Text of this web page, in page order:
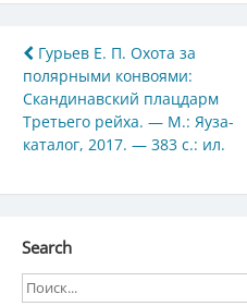
Навигация
по
записям
Гурьев Е. П. Охота за
полярными конвоями:
Скандинавский плацдарм
Третьего рейха. — М.: Яуза-
каталог, 2017. — 383 с.: ил.
Search